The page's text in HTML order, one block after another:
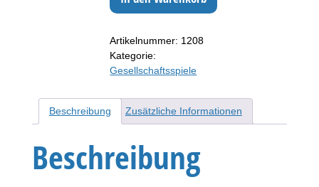
Artikelnummer: 1208
Kategorie:
Gesellschaftsspiele
Beschreibung Zusätzliche Informationen
Beschreibung